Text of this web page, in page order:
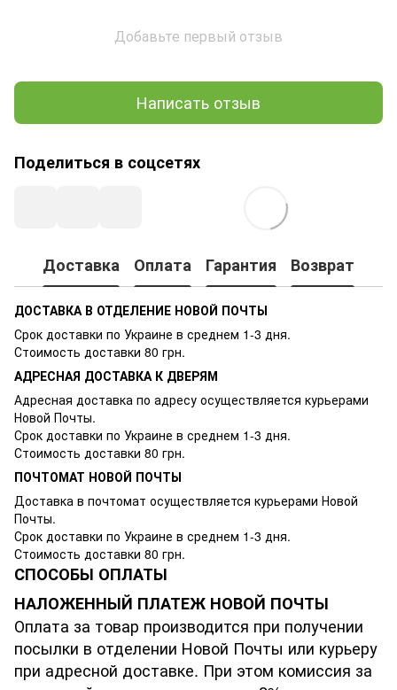
Добавьте первый отзыв
Написать отзыв
Поделиться в соцсетях
Доставка Оплата Гарантия Возврат
ДОСТАВКА В ОТДЕЛЕНИЕ НОВОЙ ПОЧТЫ
Срок доставки по Украине в среднем 1-3 дня.
Стоимость доставки 80 грн.
АДРЕСНАЯ ДОСТАВКА К ДВЕРЯМ
Адресная доставка по адресу осуществляется курьерами
Новой Почты.
Срок доставки по Украине в среднем 1-3 дня.
Стоимость доставки 80 грн.
ПОЧТОМАТ НОВОЙ ПОЧТЫ
Доставка в почтомат осуществляется курьерами Новой
Почты.
Срок доставки по Украине в среднем 1-3 дня.
Стоимость доставки 80 грн.
СПОСОБЫ ОПЛАТЫ
НАЛОЖЕННЫЙ ПЛАТЕЖ НОВОЙ ПОЧТЫ
Оплата за товар производится при получении
посылки в отделении Новой Почты или курьеру
при адресной доставке. При этом комиссия за